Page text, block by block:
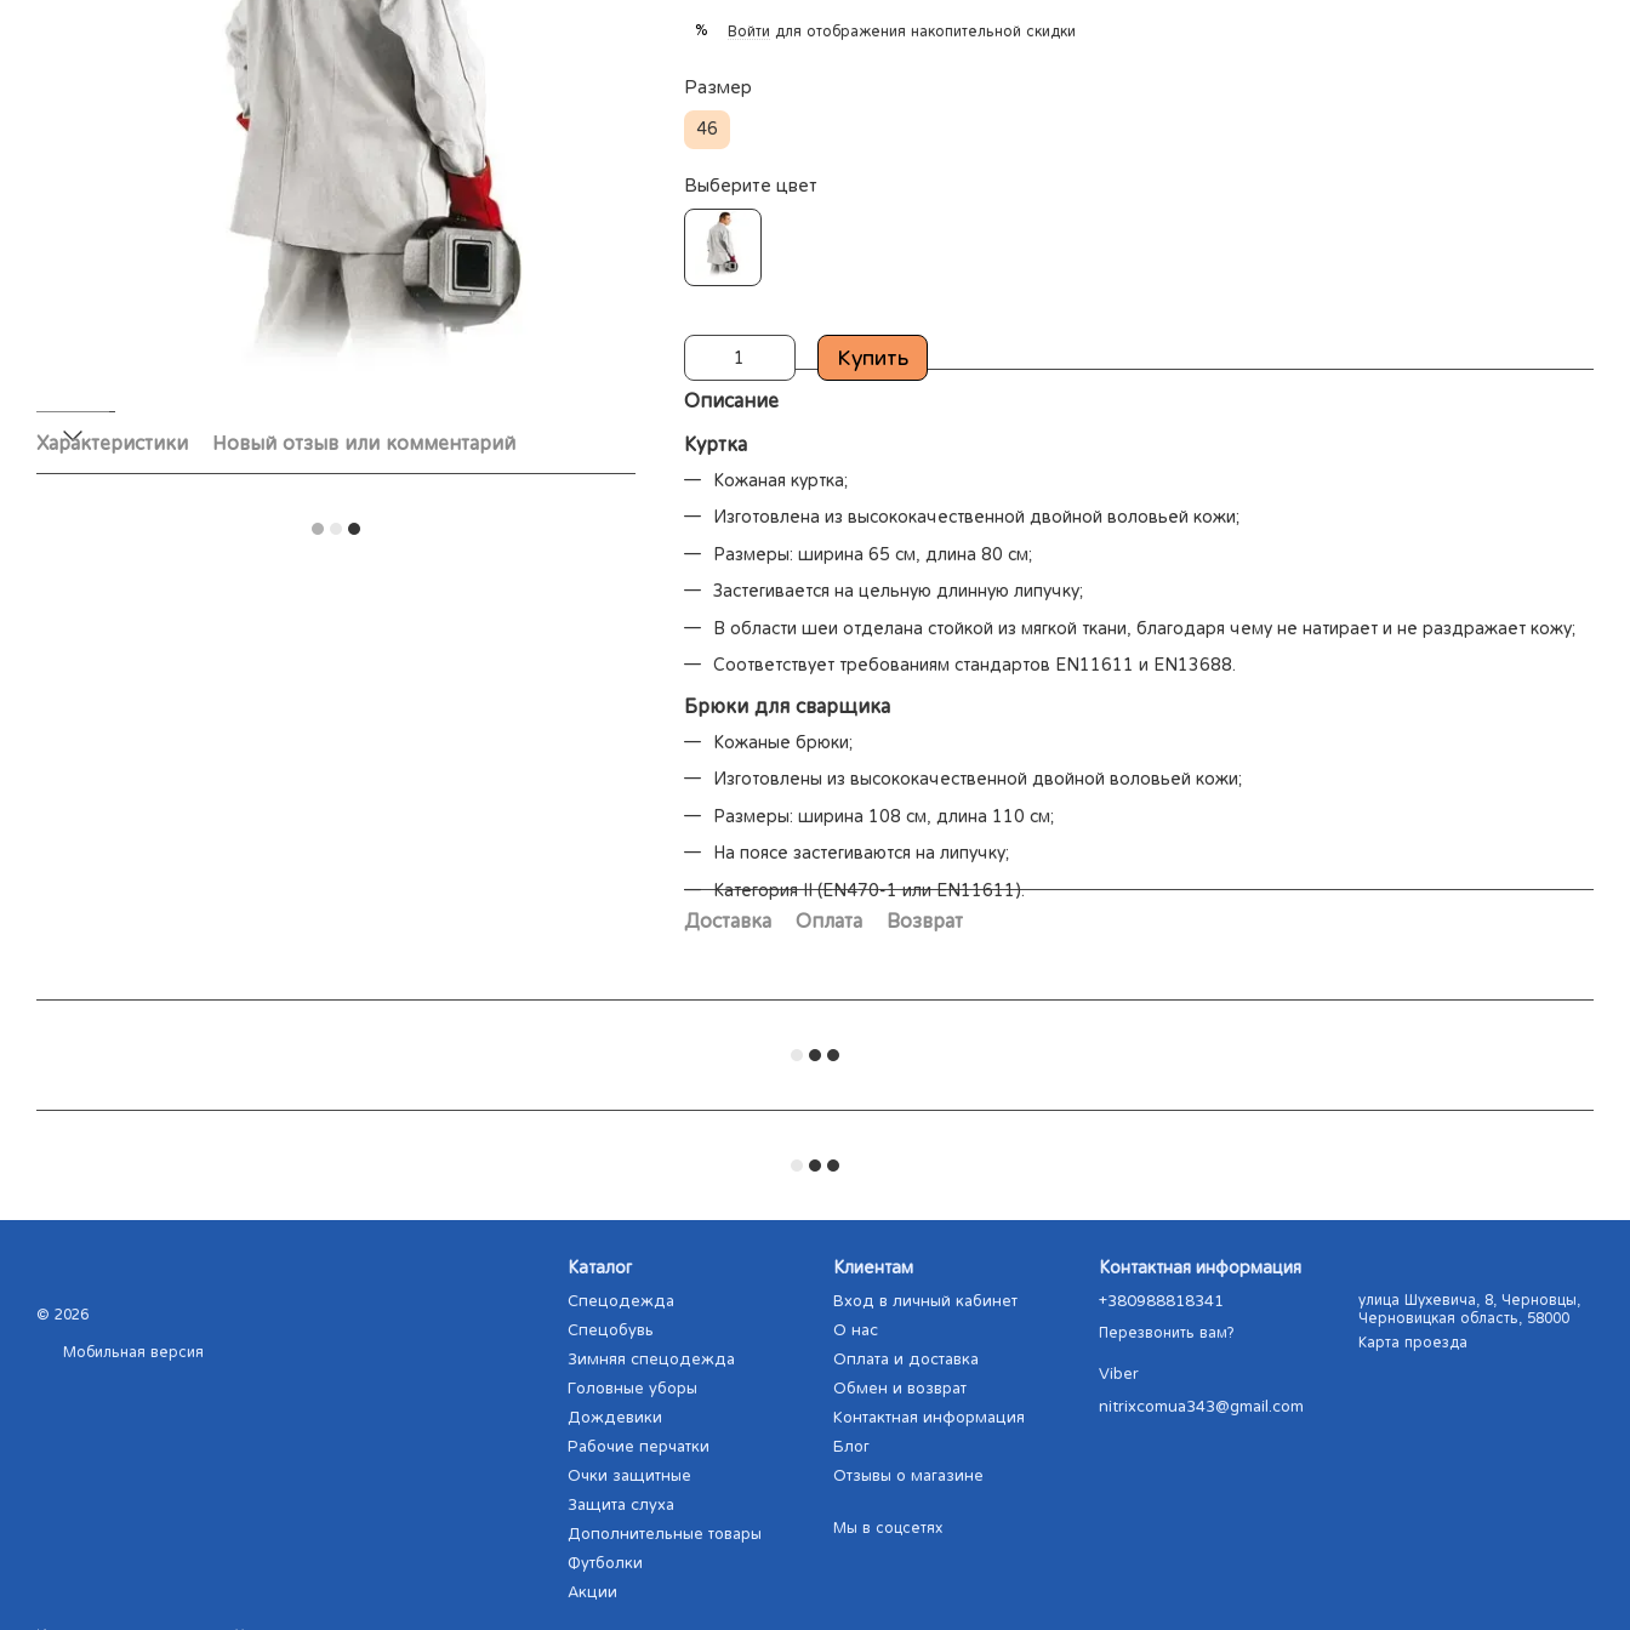
Характеристики Новый отзыв или комментарий
% Войти для отображения накопительной скидки
Размер
46
Выберите цвет
Купить
Описание
Куртка
Кожаная куртка;
Изготовлена из высококачественной двойной воловьей кожи;
Размеры: ширина 65 см, длина 80 см;
Застегивается на цельную длинную липучку;
В области шеи отделана стойкой из мягкой ткани, благодаря чему не натирает и не раздражает кожу;
Соответствует требованиям стандартов EN11611 и EN13688.
Брюки для сварщика
Кожаные брюки;
Изготовлены из высококачественной двойной воловьей кожи;
Размеры: ширина 108 см, длина 110 см;
На поясе застегиваются на липучку;
Категория II (EN470-1 или EN11611).
Доставка Оплата Возврат
© 2026
Мобильная версия
Каталог
Спецодежда
Спецобувь
Зимняя спецодежда
Головные уборы
Дождевики
Рабочие перчатки
Очки защитные
Защита слуха
Дополнительные товары
Футболки
Акции
Клиентам
Вход в личный кабинет
О нас
Оплата и доставка
Обмен и возврат
Контактная информация
Блог
Отзывы о магазине
Мы в соцсетях
Контактная информация
+380988818341
Перезвонить вам?
Viber
nitrixcomua343@gmail.com
улица Шухевича, 8, Черновцы,
Черновицкая область, 58000
Карта проезда